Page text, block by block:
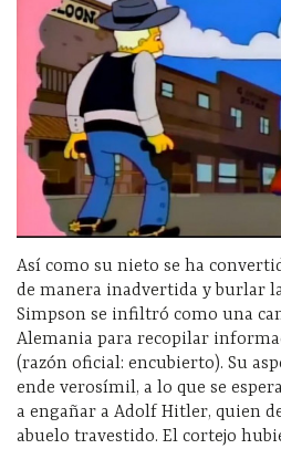
Así como su nieto se ha
de manera inadvertida y burlar
Simpson se infiltró como una
Alemania para recopilar
(razón oficial: encubierto). Su
ende verosímil, a lo que se
a engañar a Adolf Hitler, quien
abuelo travestido. El cortejo